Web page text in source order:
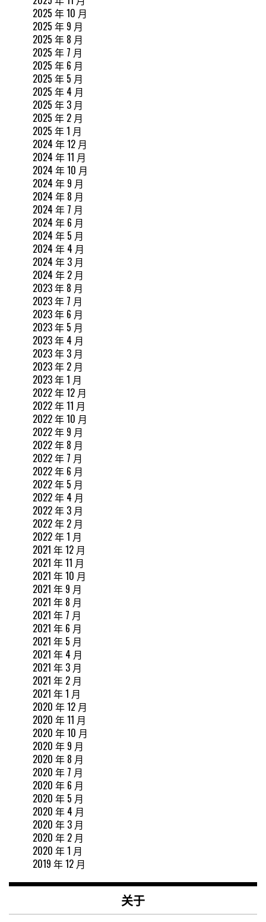
2025 年 10 月
2025 年 9 月
2025 年 8 月
2025 年 7 月
2025 年 6 月
2025 年 5 月
2025 年 4 月
2025 年 3 月
2025 年 2 月
2025 年 1 月
2024 年 12 月
2024 年 11 月
2024 年 10 月
2024 年 9 月
2024 年 8 月
2024 年 7 月
2024 年 6 月
2024 年 5 月
2024 年 4 月
2024 年 3 月
2024 年 2 月
2023 年 8 月
2023 年 7 月
2023 年 6 月
2023 年 5 月
2023 年 4 月
2023 年 3 月
2023 年 2 月
2023 年 1 月
2022 年 12 月
2022 年 11 月
2022 年 10 月
2022 年 9 月
2022 年 8 月
2022 年 7 月
2022 年 6 月
2022 年 5 月
2022 年 4 月
2022 年 3 月
2022 年 2 月
2022 年 1 月
2021 年 12 月
2021 年 11 月
2021 年 10 月
2021 年 9 月
2021 年 8 月
2021 年 7 月
2021 年 6 月
2021 年 5 月
2021 年 4 月
2021 年 3 月
2021 年 2 月
2021 年 1 月
2020 年 12 月
2020 年 11 月
2020 年 10 月
2020 年 9 月
2020 年 8 月
2020 年 7 月
2020 年 6 月
2020 年 5 月
2020 年 4 月
2020 年 3 月
2020 年 2 月
2020 年 1 月
2019 年 12 月
关于